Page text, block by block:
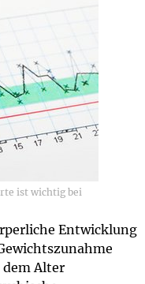
ist wichtig bei
Entwicklung
dem Alter